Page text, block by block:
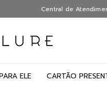
Central de
ELE CARTÃO